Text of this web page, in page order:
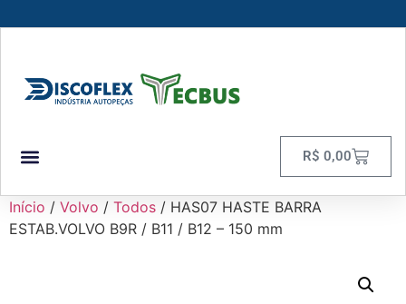
R$ 0,00
Início / Volvo / Todos / HAS07 HASTE BARRA
ESTAB.VOLVO B9R / B11 / B12 – 150 mm